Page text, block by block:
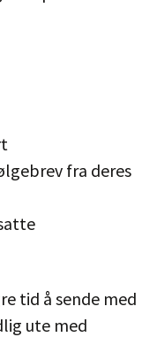
fra deres
tid å sende med
ute med